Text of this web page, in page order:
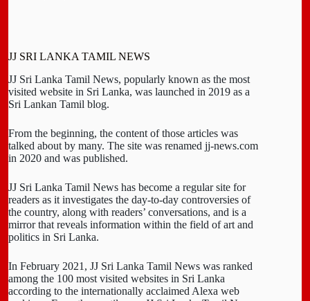
JJ SRI LANKA TAMIL NEWS
JJ Sri Lanka Tamil News, popularly known as the most
visited website in Sri Lanka, was launched in 2019 as a
Sri Lankan Tamil blog.
From the beginning, the content of those articles was
talked about by many. The site was renamed jj-news.com
in 2020 and was published.
JJ Sri Lanka Tamil News has become a regular site for
readers as it investigates the day-to-day controversies of
the country, along with readers’ conversations, and is a
mirror that reveals information within the field of art and
politics in Sri Lanka.
In February 2021, JJ Sri Lanka Tamil News was ranked
among the 100 most visited websites in Sri Lanka
according to the internationally acclaimed Alexa web